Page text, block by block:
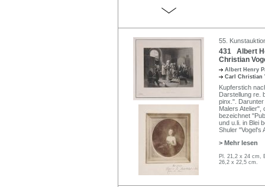
55.
431 Albert
Christian
Albert Henry
Carl Christian
Kupferstich
Darstellung re.
pinx.".
Malers Atelier",
bezeichnet
und u.li. in Blei
Shuler "Vogel's
> Mehr lesen
Pl. 21,2 x 24 cm,
26,2 x 22,5 cm.